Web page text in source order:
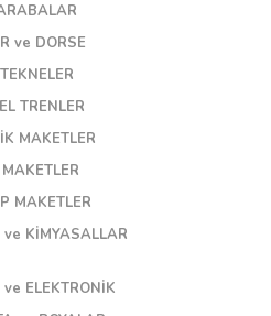
ve DORSE
TRENLER
MAKETLER
MAKETLER
ve KİMYASALLAR
ve ELEKTRONİK